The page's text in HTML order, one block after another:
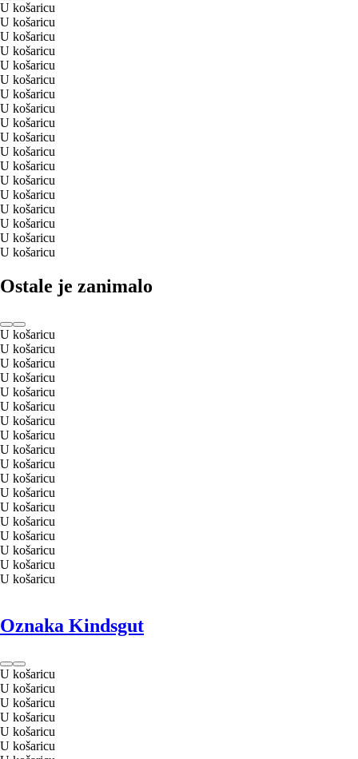
U košaricu
U košaricu
U košaricu
U košaricu
U košaricu
U košaricu
U košaricu
U košaricu
U košaricu
U košaricu
U košaricu
U košaricu
U košaricu
U košaricu
U košaricu
U košaricu
U košaricu
U košaricu
Ostale je zanimalo
U košaricu
U košaricu
U košaricu
U košaricu
U košaricu
U košaricu
U košaricu
U košaricu
U košaricu
U košaricu
U košaricu
U košaricu
U košaricu
U košaricu
U košaricu
U košaricu
U košaricu
U košaricu
Oznaka Kindsgut
U košaricu
U košaricu
U košaricu
U košaricu
U košaricu
U košaricu